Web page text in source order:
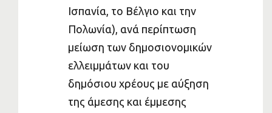
Ισπανία, το Βέλγιο και την
Πολωνία), ανά περίπτωση
μείωση των δημοσιονομικών
ελλειμμάτων και του
δημόσιου χρέους με αύξηση
της άμεσης και έμμεσης